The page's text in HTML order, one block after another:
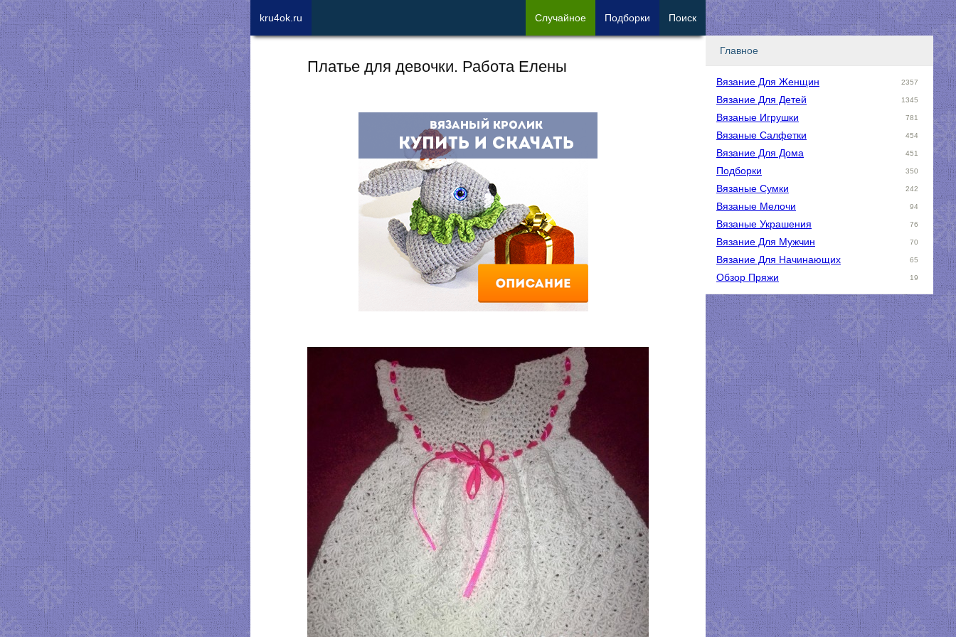
Платье для девочки. Работа Елены
Главное
Вязание Для Женщин 2357
Вязание Для Детей 1345
Вязаные Игрушки 781
Вязаные Салфетки 454
Вязание Для Дома 451
Подборки 350
Вязаные Сумки 242
Вязаные Мелочи 94
Вязаные Украшения 76
Вязание Для Мужчин 70
Вязание Для Начинающих 65
Обзор Пряжи 19
kru4ok.ru Случайное Подборки Поиск